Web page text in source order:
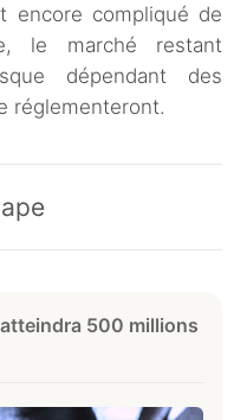
encore compliqué de
le marché restant
dépendant des
réglementeront.
500 millions